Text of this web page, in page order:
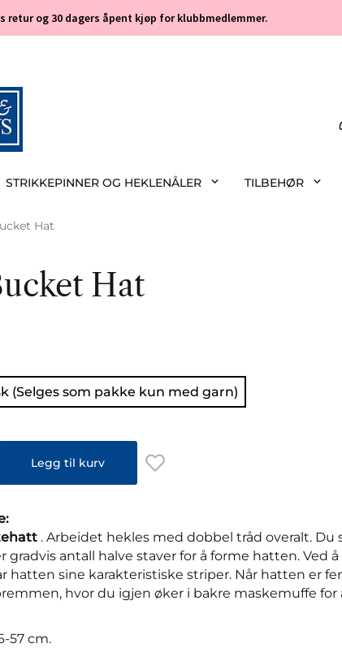
retur og 30 dagers åpent kjøp for klubbmedlemmer.
STRIKKEPINNER OG HEKLENÅLER TILBEHØR
Hat
Hat
(Selges som pakke kun med garn)
Legg til kurv
. Arbeidet hekles med dobbel tråd overalt. Du
gradvis antall halve staver for å forme hatten. Ved
hatten sine karakteristiske striper. Når hatten er
hvor du igjen øker i bakre maskemuffe for
57 cm.